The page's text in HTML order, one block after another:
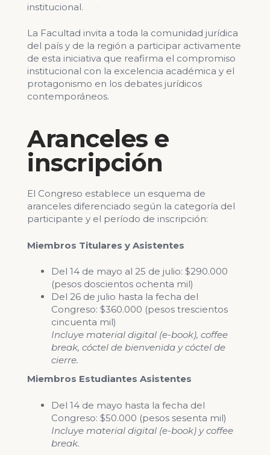
institucional.
La Facultad invita a toda la comunidad jurídica
del país y de la región a participar activamente
de esta iniciativa que reafirma el compromiso
institucional con la excelencia académica y el
protagonismo en los debates jurídicos
contemporáneos.
Aranceles e
inscripción
El Congreso establece un esquema de
aranceles diferenciado según la categoría del
participante y el período de inscripción:
Miembros Titulares y Asistentes
Del 14 de mayo al 25 de julio: $290.000
(pesos doscientos ochenta mil)
Del 26 de julio hasta la fecha del
Congreso: $360.000 (pesos trescientos
cincuenta mil)
Incluye material digital (e-book), coffee
break, cóctel de bienvenida y cóctel de
cierre.
Miembros Estudiantes Asistentes
Del 14 de mayo hasta la fecha del
Congreso: $50.000 (pesos sesenta mil)
Incluye material digital (e-book) y coffee
break.